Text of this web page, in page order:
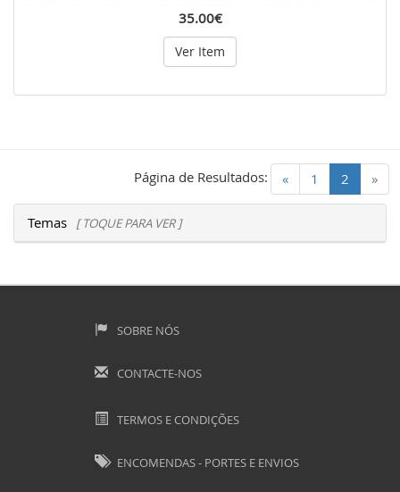
35.00€
Ver Item
« 1 2 (current)
»
Página de Resultados:
Temas [ TOQUE PARA VER ]
SOBRE NÓS
CONTACTE-NOS
TERMOS E CONDIÇÕES
ENCOMENDAS - PORTES E ENVIOS